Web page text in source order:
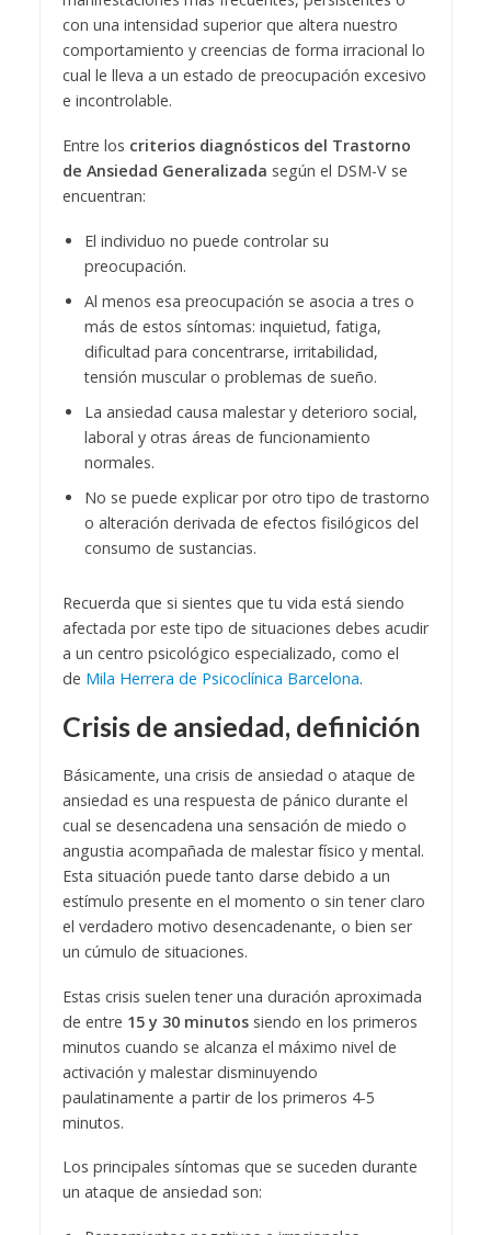
con una intensidad superior que altera nuestro
comportamiento y creencias de forma irracional lo
cual le lleva a un estado de preocupación excesivo
e incontrolable.
Entre los criterios diagnósticos del Trastorno
de Ansiedad Generalizada según el DSM-V se
encuentran:
El individuo no puede controlar su
preocupación.
Al menos esa preocupación se asocia a tres o
más de estos síntomas: inquietud, fatiga,
dificultad para concentrarse, irritabilidad,
tensión muscular o problemas de sueño.
La ansiedad causa malestar y deterioro social,
laboral y otras áreas de funcionamiento
normales.
No se puede explicar por otro tipo de trastorno
o alteración derivada de efectos fisilógicos del
consumo de sustancias.
Recuerda que si sientes que tu vida está siendo
afectada por este tipo de situaciones debes acudir
a un centro psicológico especializado, como el
de Mila Herrera de Psicoclínica Barcelona.
Crisis de ansiedad, definición
Básicamente, una crisis de ansiedad o ataque de
ansiedad es una respuesta de pánico durante el
cual se desencadena una sensación de miedo o
angustia acompañada de malestar físico y mental.
Esta situación puede tanto darse debido a un
estímulo presente en el momento o sin tener claro
el verdadero motivo desencadenante, o bien ser
un cúmulo de situaciones.
Estas crisis suelen tener una duración aproximada
de entre 15 y 30 minutossiendo en los primeros
minutos cuando se alcanza el máximo nivel de
activación y malestar disminuyendo
paulatinamente a partir de los primeros 4-5
minutos.
Los principales síntomas que se suceden durante
un ataque de ansiedad son: